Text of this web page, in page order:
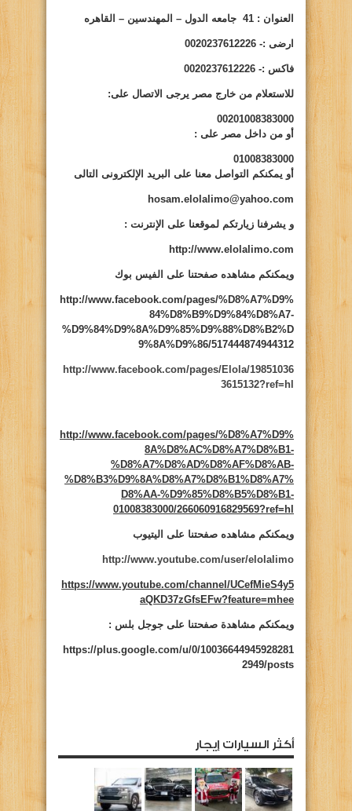
لعنوان : 41 جامعه الدول – المهندسين – القاهره
ارضى :- 0020237612226
فاكس :- 0020237612226
للاستعلام من خارج مصر يرجى الاتصال على:
00201008383000
أو من داخل مصر على :
01008383000
أو يمكنكم التواصل معنا على البريد الإلكترونى التالى
hosam.elolalimo@yahoo.com
و يشرفنا زيارتكم لموقعنا على الإنترنت :
http://www.elolalimo.com
ويمكنكم مشاهده صفحتنا على الفيس بوك
http://www.facebook.com/pages/%D8%A7%D9%
84%D8%B9%D9%84%D8%A7-
%D9%84%D9%8A%D9%85%D9%88%D8%B2%D
9%8A%D9%86/517444874944312
http://www.facebook.com/pages/Elola/19851036
3615132?ref=hl
http://www.facebook.com/pages/%D8%A7%D9%
8A%D8%AC%D8%A7%D8%B1-
%D8%A7%D8%AD%D8%AF%D8%AB-
%D8%B3%D9%8A%D8%A7%D8%B1%D8%A7%
D8%AA-%D9%85%D8%B5%D8%B1-
01008383000/266060916829569?ref=hl
ويمكنكم مشاهده صفحتنا على اليتيوب
http://www.youtube.com/user/elolalimo
https://www.youtube.com/channel/UCefMieS4y5
aQKD37zGfsEFw?feature=mhee
ويمكنكم مشاهدة صفحتنا على جوجل بلس :
https://plus.google.com/u/0/10036644945928281
2949/posts
أكثر السيارات إيجار